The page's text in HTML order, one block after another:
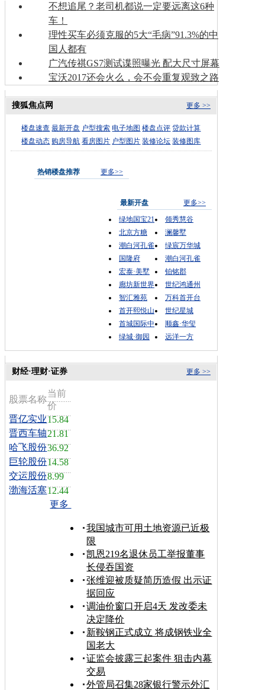
不想追尾？老司机都说一定要远离这6种
车！
理性买车必须克服的5大“毛病”91.3%的中
国人都有
广汽传祺GS7测试谍照曝光 配大尺寸屏幕
宝沃2017还会火么，会不会重复观致之路
更多 >>
搜狐焦点网
楼盘速查 最新开盘 户型搜索 电子地图 楼盘点评 贷款计算
楼盘动态 购房导航 看房图片 户型图片 装修论坛 装修图库
热销楼盘推荐 更多>>
最新开盘
更多>>
绿地国宝21
领秀慧谷
北京方糖
澜馨墅
潮白河孔雀
绿宸万华城
国隆府
潮白河孔雀
宏泰·美墅
铂铭郡
廊坊新世界
世纪鸿通州
智汇雅苑
万科首开台
首开熙悦山
世纪星城
首城国际中
顺鑫·华玺
绿城·御园
远洋一方
更多 >>
财经·理财·证券
股票名称
当前
价
晋亿实业15.84
晋西车轴21.81
哈飞股份36.92
巨轮股份14.58
交运股份8.99
渤海活塞12.44
更多
我国城市可用土地资源已近极
限
凯恩219名退休员工举报董事
长侵吞国资
张维迎被质疑简历造假 出示证
据回应
调油价窗口开启4天 发改委未
决定降价
新鞍钢正式成立 将成钢铁业全
国老大
证监会披露三起案件 狙击内幕
交易
外管局召集28家银行警示外汇